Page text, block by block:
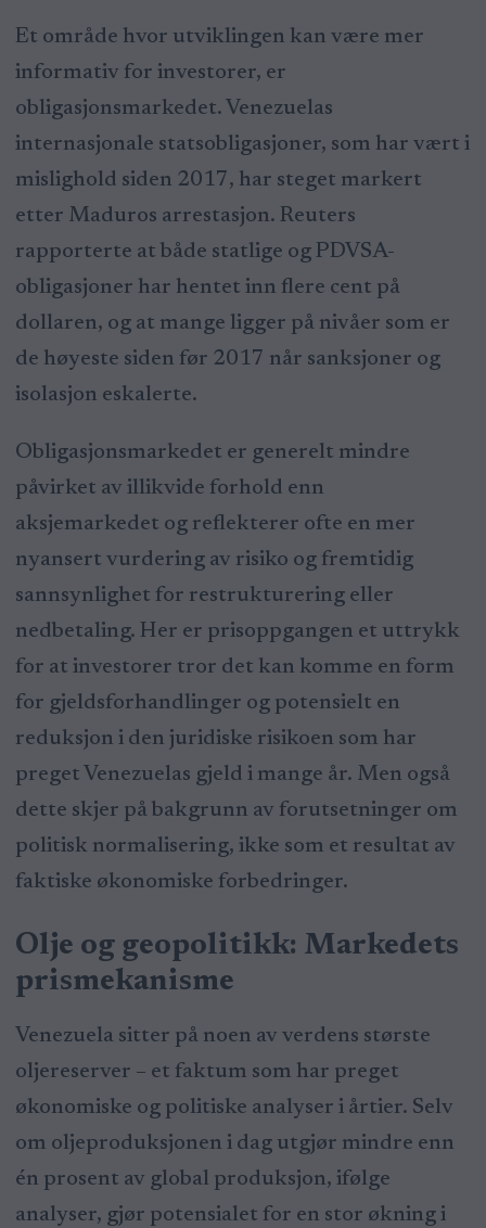
Et område hvor utviklingen kan være mer
informativ for investorer, er
obligasjonsmarkedet. Venezuelas
internasjonale statsobligasjoner, som har vært i
mislighold siden 2017, har steget markert
etter Maduros arrestasjon. Reuters
rapporterte at både statlige og PDVSA-
obligasjoner har hentet inn flere cent på
dollaren, og at mange ligger på nivåer som er
de høyeste siden før 2017 når sanksjoner og
isolasjon eskalerte.
Obligasjonsmarkedet er generelt mindre
påvirket av illikvide forhold enn
aksjemarkedet og reflekterer ofte en mer
nyansert vurdering av risiko og fremtidig
sannsynlighet for restrukturering eller
nedbetaling. Her er prisoppgangen et uttrykk
for at investorer tror det kan komme en form
for gjeldsforhandlinger og potensielt en
reduksjon i den juridiske risikoen som har
preget Venezuelas gjeld i mange år. Men også
dette skjer på bakgrunn av forutsetninger om
politisk normalisering, ikke som et resultat av
faktiske økonomiske forbedringer.
Olje og geopolitikk: Markedets
prismekanisme
Venezuela sitter på noen av verdens største
oljereserver – et faktum som har preget
økonomiske og politiske analyser i årtier. Selv
om oljeproduksjonen i dag utgjør mindre enn
én prosent av global produksjon, ifølge
analyser, gjør potensialet for en stor økning i